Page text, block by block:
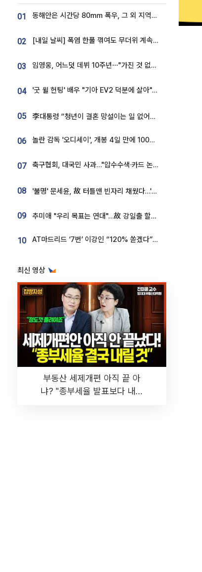
01 동해안은 시간당 80㎜ 폭우, 그 외 지역은 폭염…‘극과 극 날씨’
02 [내일 날씨] 폭염 한풀 꺾여도 무더위 계속⋯동해안 이틀 연속 비
03 임영웅, 어느덧 데뷔 10주년⋯"가진 것 없던 시절, 내 앞엔 20명의 팬뿐"
04 '굿 윌 헌팅' 배우 "기아 EV2 덕분에 살아"…교통사고 후 안전성 극찬
05 李대통령 “청년이 결혼 망설이는 일 없어야...제도상 불이익 조사”
06 놀란 감독 '오디세이', 개봉 4일 만에 100만 돌파⋯'왕사남' 보다 빠르다
07 축구협회, 대국민 사과…"압수수색·카드 논란 사죄, 강도 높은 쇄신"
08 '불명' 문세윤, 故 터틀맨 빈자리 채웠다…'거북이' 눈물의 최종 우승
09 추미애 "우리 목표는 연대"…故 강일출 할머니 흉상 제막
10 AT마드리드 ‘7번’ 이강인 “120% 쏟겠다”⋯시메오네 감독 “필요한 선수”
최신 영상
부동산 세제개편 아직 끝 아
냐? "종부세율 발표보다 내릴